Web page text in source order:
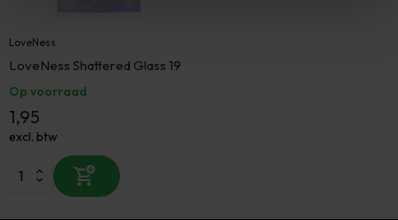
LoveNess
LoveNess Shattered Glass 19
Op voorraad
1,95
excl. btw